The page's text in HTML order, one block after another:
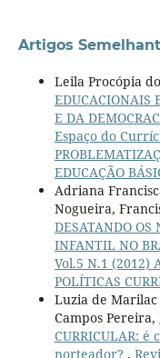
Artigos
Leila Procópia
EDUCACIONAIS
E DA
Espaço do
EDUCAÇÃO
Adriana
Nogueira,
DESATANDO OS
INFANTIL NO
Vol.5 N.1 (2012)
POLÍTICAS
Luzia de
Campos Pereira,
CURRICULAR:
norteador? ,